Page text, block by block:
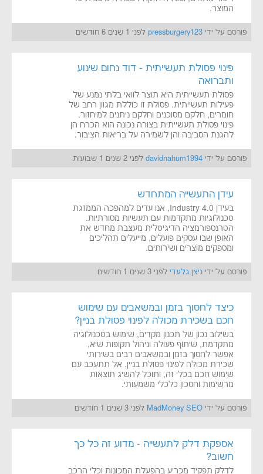
המוצר.
פורסם על ידי pressburgery123 לפני 1 שנים 6 חודשים
פינוי פסולת תעשייתית - דוד נחום שינוע
ותברואה
פסולת תעשייתית היא תוצר לוואי בלתי נמנע של
פעילות תעשייתית. פסולת זו כוללת מגוון רחב של
חומרים, חלקם מסוכנים וחלקם ניתנים למיחזור.
פינוי פסולת תעשייתית בצורה נכונה הוא הכרח הן
להגנת הסביבה והן לשמירה על בריאות הציבור.
פורסם על ידי davidnahum1994 לפני 2 שנים 1 שבועות
עידן התעשייה המתחדש
בעידן Industry 4.0, אנו עדים למהפכה הממזגת
טכנולוגיות מתקדמות עם תעשיות מסורתיות.
הטרנספורמציה הדיגיטלית מעצבת מחדש את
האופן שבו עסקים פועלים, מייעלים תהליכים
ומספקים מוצרים ושירותים.
פורסם על ידי ניצן גלעדי לפני 3 שנים 1 חודשים
כיצד לחסוך בזמן ובמשאבים עם שימוש
חכם בשכירת מכולה לפינוי פסולת בניין?
בשילוב נכון של תכנון מקדים, שימוש בטכנולוגיה
מתקדמת, שיתוף פעולה וניהול תקופות שיא,
אפשר לחסוך בזמן ובמשאבים רבים בשירותי
שכירת מכולה לפינוי פסולת בניין. אל תתעכב עם
שימוש חכם בכלי זה, ותוכל להשיג תוצאות
מרשימות וחסכון כלכלי משמעותי.
פורסם על ידי MadMoney SEO לפני 3 שנים 1 חודשים
אספקת דלק לתעשייה - מדוע זה כל כך
חשוב?
לדלק תפקיד מכריע בהפעלת המכונות וכלי הרכב